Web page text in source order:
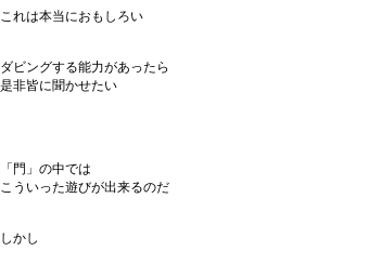
これは本当におもしろい
ダビングする能力があったら
是非皆に聞かせたい
「門」の中では
こういった遊びが出来るのだ
しかし